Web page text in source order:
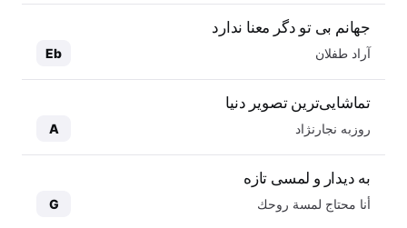
جهانم بی تو دگر معنا ندارد
آراد طفلان Eb
تماشایی‌ترین تصویر دنیا
روزبه نجارنژاد A
به دیدار و لمسی تازه
أنا محتاج لمسة روحك G